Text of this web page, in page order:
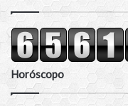
Horóscopo